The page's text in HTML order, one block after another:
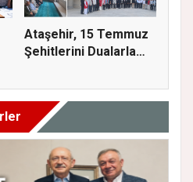
Ataşehir, 15 Temmuz
Şehitlerini Dualarla